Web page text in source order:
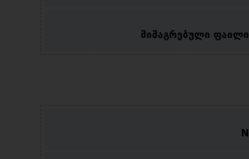
მიმაგრებული ფაილი
N